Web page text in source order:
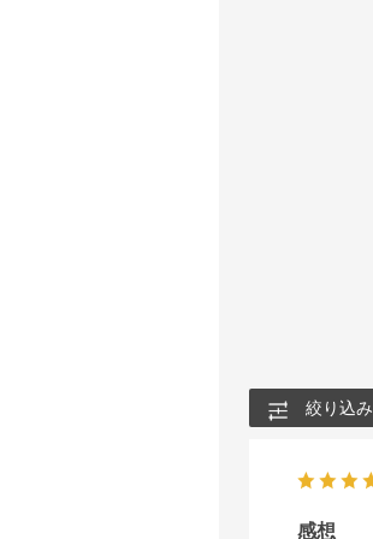
絞り込み
感想